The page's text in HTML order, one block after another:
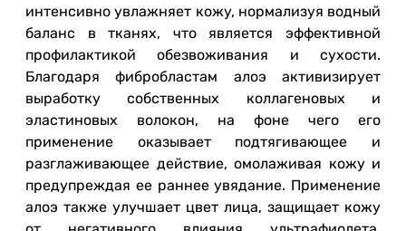
интенсивно увлажняет кожу, нормализуя водный
баланс в тканях, что является эффективной
профилактикой обезвоживания и сухости.
Благодаря фибробластам алоэ активизирует
выработку собственных коллагеновых и
эластиновых волокон, на фоне чего его
применение оказывает подтягивающее и
разглаживающее действие, омолаживая кожу и
предупреждая ее раннее увядание. Применение
алоэ также улучшает цвет лица, защищает кожу